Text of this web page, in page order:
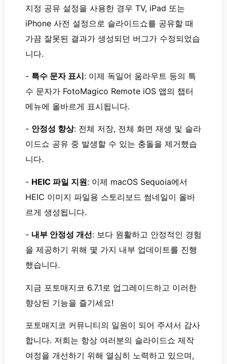
지정 공유 설정을 사용한 경우 TV, iPad 또는
iPhone 사전 설정으로 슬라이드쇼를 공유할 때
가끔 잘못된 결과가 생성되던 버그가 수정되었습
니다.
- 특수 문자 표시: 이제 독일어 움라우트 등의 특
수 문자가 FotoMagico Remote iOS 앱의 챕터
메뉴에 올바르게 표시됩니다.
- 안정성 향상: 전체 저장, 전체 화면 재생 및 슬라
이드쇼 공유 중 발생할 수 있는 충돌을 제거했습
니다.
- HEIC 파일 지원: 이제 macOS Sequoia에서
HEIC 이미지 파일용 스토리보드 썸네일이 올바
르게 생성됩니다.
- 내부 안정성 개선: 보다 원활하고 안정적인 경험
을 제공하기 위해 몇 가지 내부 업데이트를 진행
했습니다.
지금 포토매지코 6.7.1로 업그레이드하고 이러한
향상된 기능을 즐기세요!
포토매지코 커뮤니티의 일원이 되어 주셔서 감사
합니다. 저희는 항상 여러분의 슬라이드쇼 제작
여정을 개선하기 위해 열심히 노력하고 있으며,